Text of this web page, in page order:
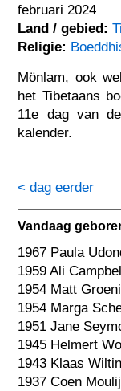
februari 2024
Land / gebied:
Religie:
Mönlam, ook
het Tibetaans
11e dag van
kalender.
< dag eerder
Vandaag
1967 Paula
1959 Ali Campbell
1954 Matt
1954 Marga
1951 Jane
1945 Helmert
1943 Klaas
1937 Coen